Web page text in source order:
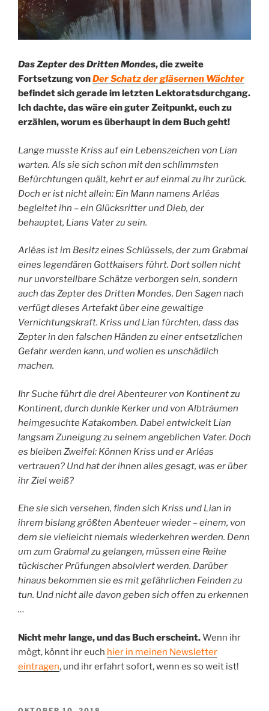
Das Zepter des Dritten Mondes, die zweite
Fortsetzung vonDer Schatz der gläsernen Wächter
befindet sich gerade im letzten Lektoratsdurchgang.
Ich dachte, das wäre ein guter Zeitpunkt, euch zu
erzählen, worum es überhaupt in dem Buch geht!
Lange musste Kriss auf ein Lebenszeichen von Lian
warten. Als sie sich schon mit den schlimmsten
Befürchtungen quält, kehrt er auf einmal zu ihr zurück.
Doch er ist nicht allein: Ein Mann namens Arléas
begleitet ihn – ein Glücksritter und Dieb, der
behauptet, Lians Vater zu sein.
Arléas ist im Besitz eines Schlüssels, der zum Grabmal
eines legendären Gottkaisers führt. Dort sollen nicht
nur unvorstellbare Schätze verborgen sein, sondern
auch das Zepter des Dritten Mondes. Den Sagen nach
verfügt dieses Artefakt über eine gewaltige
Vernichtungskraft. Kriss und Lian fürchten, dass das
Zepter in den falschen Händen zu einer entsetzlichen
Gefahr werden kann, und wollen es unschädlich
machen.
Ihr Suche führt die drei Abenteurer von Kontinent zu
Kontinent, durch dunkle Kerker und von Albträumen
heimgesuchte Katakomben. Dabei entwickelt Lian
langsam Zuneigung zu seinem angeblichen Vater. Doch
es bleiben Zweifel: Können Kriss und er Arléas
vertrauen? Und hat der ihnen alles gesagt, was er über
ihr Ziel weiß?
Ehe sie sich versehen, finden sich Kriss und Lian in
ihrem bislang größten Abenteuer wieder – einem, von
dem sie vielleicht niemals wiederkehren werden. Denn
um zum Grabmal zu gelangen, müssen eine Reihe
tückischer Prüfungen absolviert werden. Darüber
hinaus bekommen sie es mit gefährlichen Feinden zu
tun. Und nicht alle davon geben sich offen zu erkennen
…
Nicht mehr lange, und das Buch erscheint.Wenn ihr
mögt, könnt ihr euch hier in meinen Newsletter
eintragen, und ihr erfahrt sofort, wenn es so weit ist!